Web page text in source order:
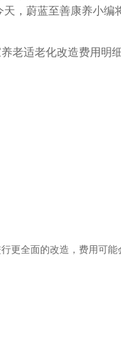
天，蔚蓝至善康养小编
更全面的改造，费用可能